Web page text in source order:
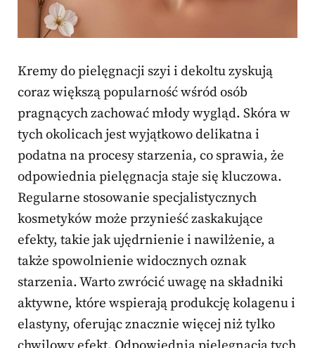
Kremy do pielęgnacji szyi i dekoltu zyskują
coraz większą popularność wśród osób
pragnących zachować młody wygląd. Skóra w
tych okolicach jest wyjątkowo delikatna i
podatna na procesy starzenia, co sprawia, że
odpowiednia pielęgnacja staje się kluczowa.
Regularne stosowanie specjalistycznych
kosmetyków może przynieść zaskakujące
efekty, takie jak ujędrnienie i nawilżenie, a
także spowolnienie widocznych oznak
starzenia. Warto zwrócić uwagę na składniki
aktywne, które wspierają produkcję kolagenu i
elastyny, oferując znacznie więcej niż tylko